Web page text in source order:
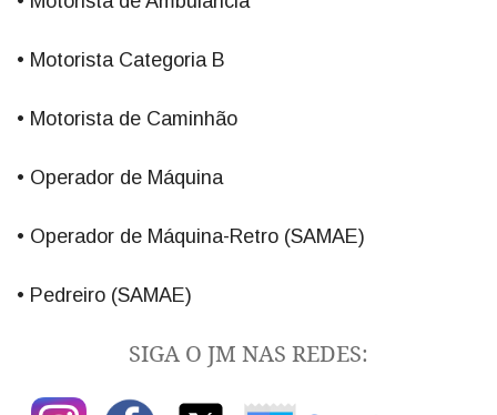
• Motorista Categoria B
• Motorista de Caminhão
• Operador de Máquina
• Operador de Máquina-Retro (SAMAE)
• Pedreiro (SAMAE)
SIGA O JM NAS REDES: